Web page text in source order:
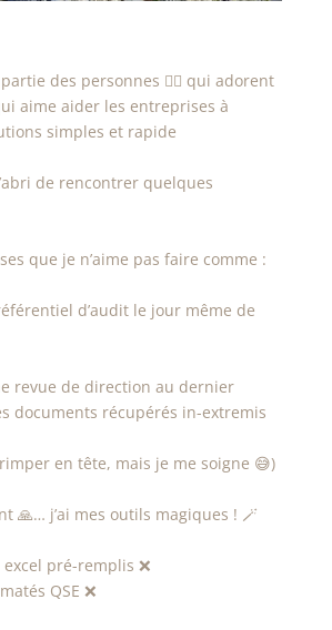
des personnes 👷‍♀️ qui adorent
aime aider les entreprises à
simples et rapide
de rencontrer quelques
que je n’aime pas faire comme :
d’audit le jour même de
revue de direction au dernier
documents récupérés in-extremis
en tête, mais je me soigne 😅)
🙏… j’ai mes outils magiques ! 🪄
pré-remplis ❌
QSE ❌